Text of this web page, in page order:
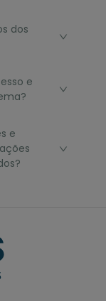
dos
e
e